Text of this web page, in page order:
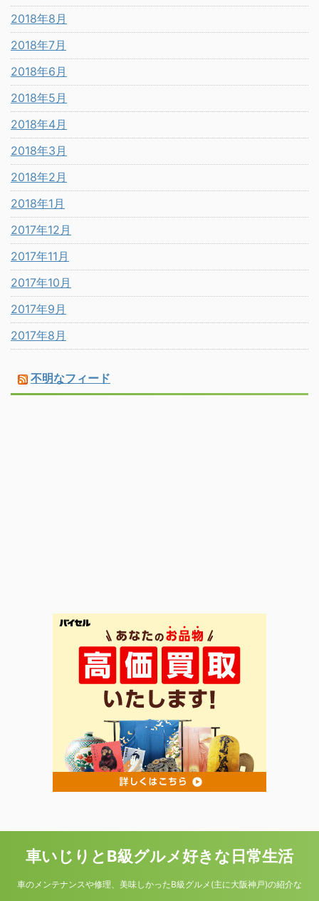
2018年8月
2018年7月
2018年6月
2018年5月
2018年4月
2018年3月
2018年2月
2018年1月
2017年12月
2017年11月
2017年10月
2017年9月
2017年8月
不明なフィード
車いじりとB級グルメ好きな日常生活
車のメンテナンスや修理、美味しかったB級グルメ(主に大阪神戸)の紹介な